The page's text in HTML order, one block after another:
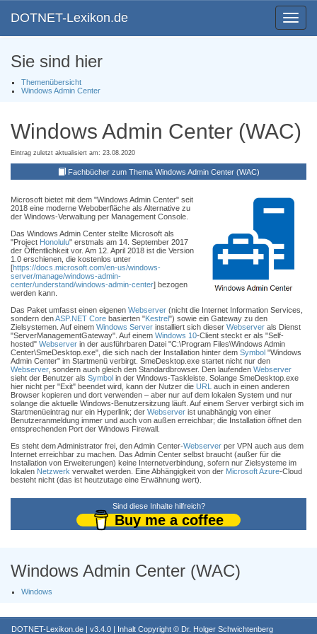
Toggle
DOTNET-Lexikon.de
Sie sind hier
Themenübersicht
Windows Admin Center
Windows Admin Center (WAC)
Eintrag zuletzt aktualisiert am: 23.08.2020
Fachbücher zum Thema Windows Admin Center (WAC)
Microsoft bietet mit dem "Windows Admin Center" seit
2018 eine moderne Weboberfläche als Alternative zu
der Windows-Verwaltung per Management Console.
Das Windows Admin Center stellte Microsoft als
"Project Honolulu" erstmals am 14. September 2017
der Öffentlichkeit vor. Am 12. April 2018 ist die Version
1.0 erschienen, die kostenlos unter
[https://docs.microsoft.com/en-us/windows-
server/manage/windows-admin-
center/understand/windows-admin-center] bezogen
werden kann.
Das Paket umfasst einen eigenen Webserver (nicht die Internet Information Services,
sondern denASP.NET Core basierten "Kestrel") sowie ein Gateway zu den
Zielsystemen. Auf einem Windows Server installiert sich dieser Webserver als Dienst
"ServerManagementGateway". Auf einem Windows 10-Client steckt er als "Self-
hosted" Webserver in der ausführbaren Datei "C:\Program Files\Windows Admin
Center\SmeDesktop.exe", die sich nach der Installation hinter dem Symbol "Windows
Admin Center" im Startmenü verbirgt. SmeDesktop.exe startet nicht nur den
Webserver, sondern auch gleich den Standardbrowser. Den laufenden Webserver
sieht der Benutzer als Symbol in der Windows-Taskleiste. Solange SmeDesktop.exe
hier nicht per "Exit" beendet wird, kann der Nutzer die URL auch in einen anderen
Browser kopieren und dort verwenden – aber nur auf dem lokalen System und nur
solange die aktuelle Windows-Benutzersitzung läuft. Auf einem Server verbirgt sich im
Startmenüeintrag nur ein Hyperlink; der Webserver ist unabhängig von einer
Benutzeranmeldung immer und auch von außen erreichbar; die Installation öffnet den
entsprechenden Port der Windows Firewall.
Es steht dem Administrator frei, den Admin Center-Webserver per VPN auch aus dem
Internet erreichbar zu machen. Das Admin Center selbst braucht (außer für die
Installation von Erweiterungen) keine Internetverbindung, sofern nur Zielsysteme im
lokalen Netzwerk verwaltet werden. Eine Abhängigkeit von der Microsoft Azure-Cloud
besteht nicht (das ist heutzutage eine Erwähnung wert).
Sind diese Inhalte hilfreich?
Buy me a coffee
Windows Admin Center (WAC)
Windows
DOTNET-Lexikon.de | v3.4.0 | Inhalt Copyright © Dr. Holger Schwichtenberg